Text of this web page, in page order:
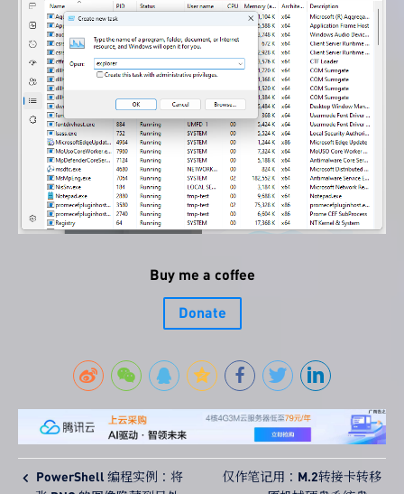
Buy me a coffee
Donate
PowerShell 编程实例：将
仅作笔记用：M.2转接卡转移